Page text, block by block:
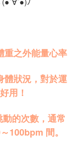
重之外能量心率
體狀況，對於運
用！
的次數，通常
100bpm 間。